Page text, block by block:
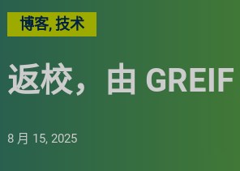
博客,技术
返校，由
8 月 15, 2025